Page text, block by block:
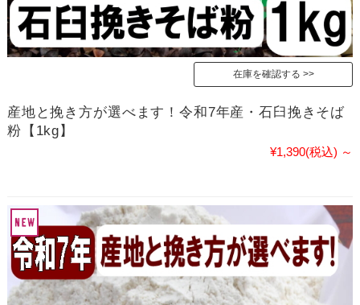
在庫を確認する
産地と挽き方が選べます！令和7年産・石臼挽きそば
粉【1kg】
¥1,390(税込) ～